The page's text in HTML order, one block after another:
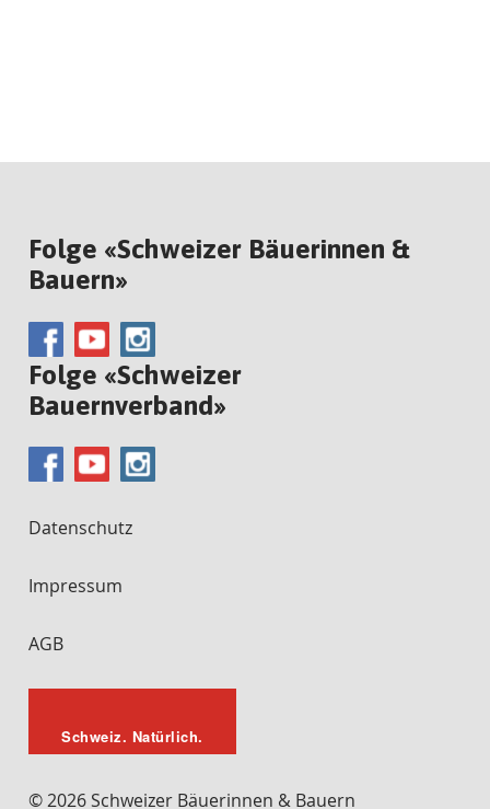
Folge «Schweizer Bäuerinnen &
Bauern»
Folge «Schweizer
Bauernverband»
Schweiz. Natürlich.
© 2026 Schweizer Bäuerinnen & Bauern
AGB
Impressum
Datenschutz